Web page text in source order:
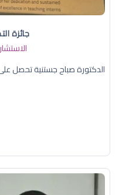
جائزة
الدكتورة صباح جستنية تحصل على